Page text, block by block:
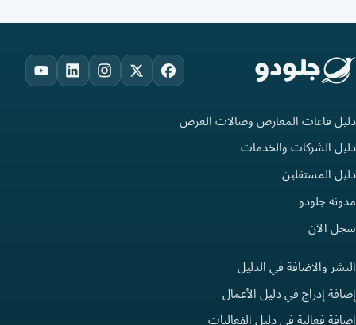
Facebook
X
Instagram
LinkedIn
دليل قاعات المعارض وصالات العرض
دليل الشركات والخدمات
دليل المستقلين
مدونة جلودو
سجل الآن
النشر والاضافة في الدليل
إضافة إدراج في دليل الأعمال